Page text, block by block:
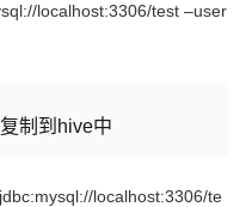
localhost:3306/test –user
制到 hive中
localhost:3306/te